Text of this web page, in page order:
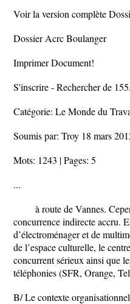
Voir la version complète
Dossier Acrc Boulanger
Imprimer Document!
S'inscrire - Rechercher de
Catégorie: Le Monde du
Soumis par: Troy 18 mars
Mots: 1243 | Pages: 5
...
à route de Vannes.
concurrence indirecte accru.
d’électroménager et de
de l’espace culturelle, le
concurrent sérieux ainsi que
téléphonies (SFR, Orange,
B/ Le contexte